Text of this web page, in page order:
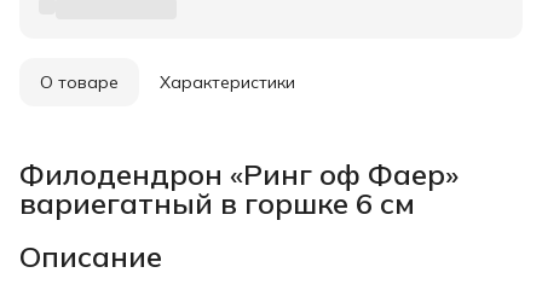
О товаре Характеристики
Филодендрон «Ринг оф Фаер»
вариегатный в горшке 6 см
Описание